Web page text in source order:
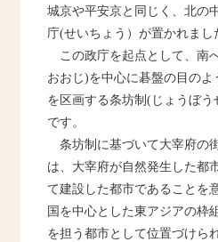
城京や平安京と同じく、北の
庁(せいちょう）が置かれまし
この政庁を起点として、南
おおじ)を中心に碁盤の目の
を区画する条坊制( じょうぼう
です。
条坊制に基づいて大宰府の
は、大宰府が自然発生した都
て建設した都市であることを
国を中心とした東アジアの枠
を担う都市として位置づけら